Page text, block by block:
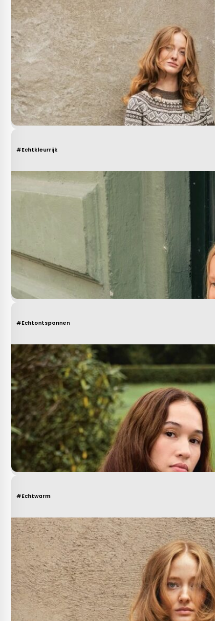
#Echtkleurrijk
#Echtontspannen
#Echtwarm